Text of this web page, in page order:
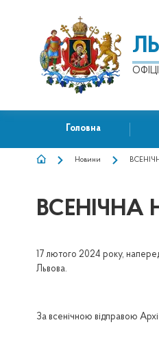
Головна
РЯДОК
НАВІҐАЦІЇ
Новини
ВСЕНІЧНА
17 лютого 2024 року,
Львова.
За всенічною відправою